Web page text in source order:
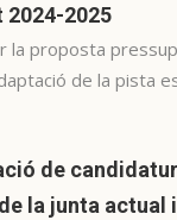
2024-2025
la proposta
de la pista
de
la junta actual i